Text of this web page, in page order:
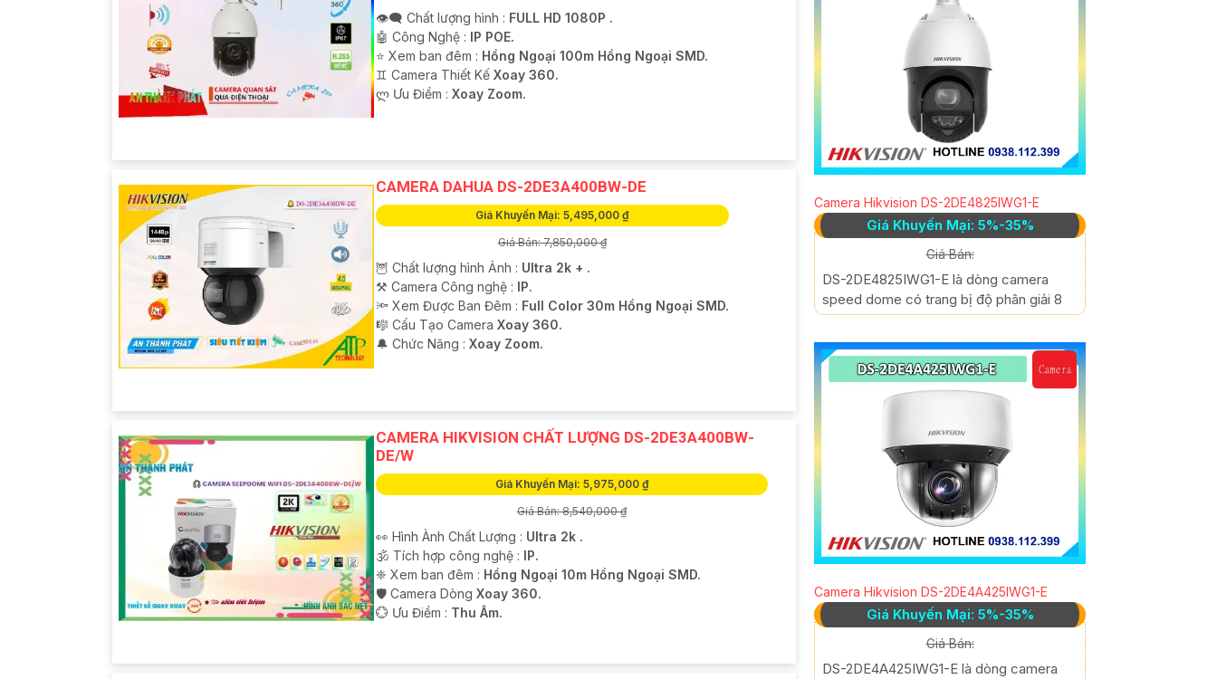
👁️‍🗨 Chất lượng hình : FULL HD 1080P .
🤖️ Công Nghệ : IP POE.
⭐ Xem ban đêm : Hồng Ngoại 100m Hồng Ngoại SMD.
♊ Camera Thiết Kế Xoay 360.
️ლ Ưu Điểm : Xoay Zoom.
CAMERA DAHUA DS-2DE3A400BW-DE
Giá Khuyến Mại: 5,495,000 ₫
Giá Bán: 7,850,000 ₫
🦉 Chất lượng hình Ảnh : Ultra 2k + .
⚒ Camera Công nghệ :
IP.
🔦 Xem Được Ban Đêm : Full Color 30m Hồng Ngoại SMD.
🎼️ Cấu Tạo Camera Xoay 360.
️🔔 Chức Năng : Xoay Zoom.
CAMERA HIKVISION CHẤT LƯỢNG DS-2DE3A400BW-
DE/W
Giá Khuyến Mại: 5,975,000 ₫
Giá Bán: 8,540,000 ₫
️
👀 Hình Ành Chất Lượng : Ultra 2k .
🕉️ Tích hợp công nghệ :
IP.
❈ Xem ban đêm : Hồng Ngoại 10m Hồng Ngoại SMD.
🛡 Camera Dòng Xoay 360.
️💮 Ưu Điểm : Thu Âm.
Camera Hikvision DS-2DE4825IWG1-E
Giá Khuyến Mại: 5%-35%
Giá Bán:
DS-2DE4825IWG1-E là dòng camera
speed dome có trang bị độ phân giải 8
Camera Hikvision DS-2DE4A425IWG1-E
Giá Khuyến Mại: 5%-35%
Giá Bán:
DS-2DE4A425IWG1-E là dòng camera